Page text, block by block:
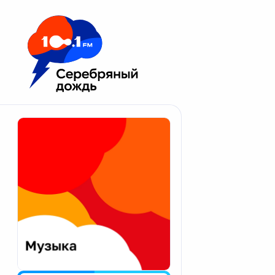
Москва 100.1 FM
Апатиты
Екатеринбург
Калининград
Калуга